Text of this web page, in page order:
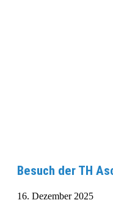
Besuch der TH
16. Dezember 2025